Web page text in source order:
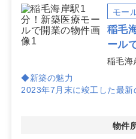
モー
稲毛
ール
稲毛海
◆新築の魅力
2023年7月末に竣工した最新
境を提供します。JR京葉線
物件